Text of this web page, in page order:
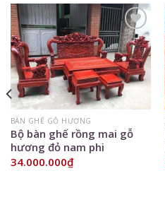
Add to
Wishlist
BÀN GHẾ GỖ HƯƠNG
Bộ bàn ghế rồng mai gỗ
hương đỏ nam phi
34.000.000₫